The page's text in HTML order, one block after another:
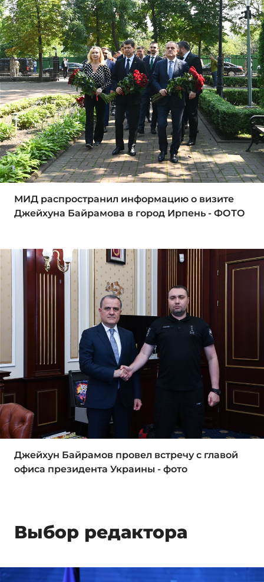
МИД распространил информацию о визите
Джейхуна Байрамова в город Ирпень - ФОТО
Джейхун Байрамов провел встречу с главой
офиса президента Украины - фото
Выбор редактора